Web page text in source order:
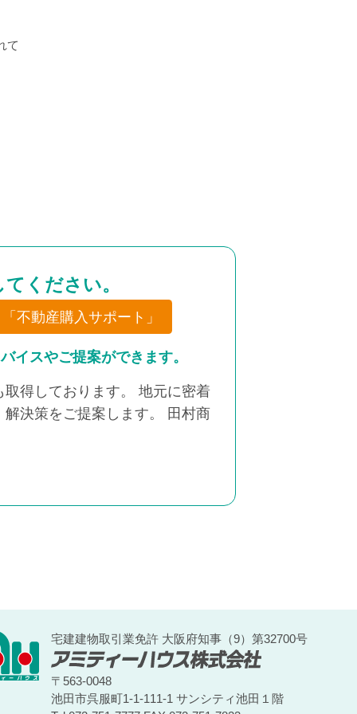
て
ください。
「不動産購入サポート」
イスやご提案ができます。
得しております。 地元に密着
決策をご提案します。 田村商
宅建建物取引業免許 大阪府知事（9）第32700号
〒563-0048
池田市呉服町1-1-111-1 サンシティ池田１階